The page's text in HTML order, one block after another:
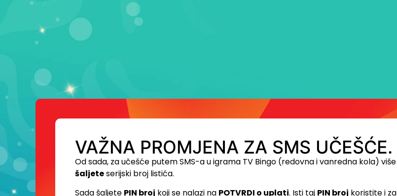
VAŽNA PROMJENA ZA SMS UČEŠĆE.
Od sada, za učešće putem SMS-a u igrama TV Bingo (redovna i vanredna kola) više
šaljeteserijski broj listića.
Sada šaljete PIN broj koji se nalazi na POTVRDI o uplati. Isti taj PIN broj koristite i za